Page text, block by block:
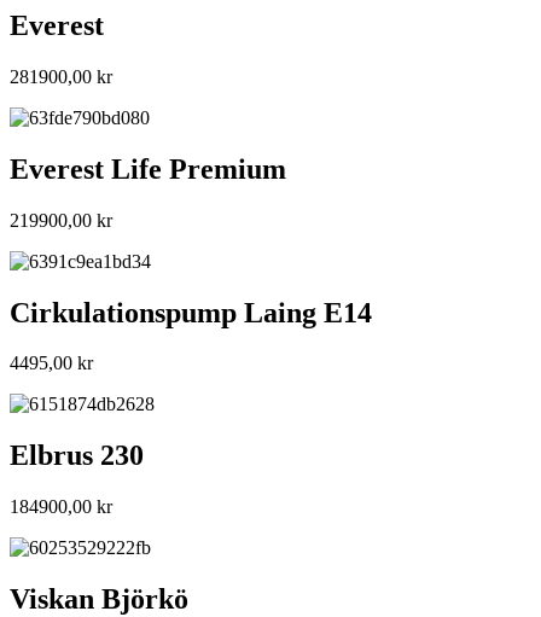
Everest
281900,00 kr
Everest Life Premium
219900,00 kr
Cirkulationspump Laing E14
4495,00 kr
Elbrus 230
184900,00 kr
Viskan Björkö